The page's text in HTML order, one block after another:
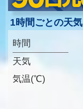
1時間ごとの天気
時間
天気
気温(℃)